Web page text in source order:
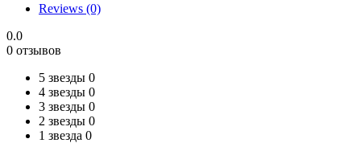
упаковке
quantity
Reviews (0)
0.0
0 отзывов
5 звезды 0
4 звезды 0
3 звезды 0
2 звезды 0
1 звезда 0